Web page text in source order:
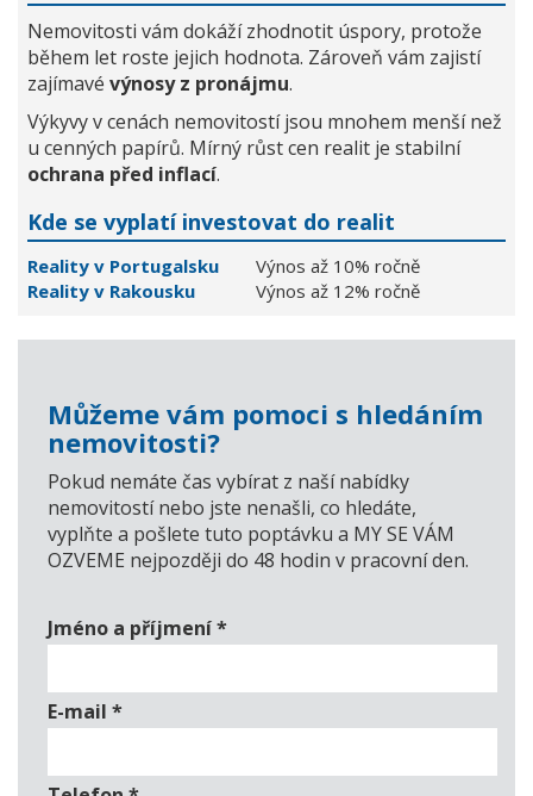
Nemovitosti vám dokáží zhodnotit úspory, protože
během let roste jejich hodnota. Zároveň vám zajistí
zajímavé výnosy z pronájmu.
Výkyvy v cenách nemovitostí jsou mnohem menší než
u cenných papírů. Mírný růst cen realit je stabilní
ochrana před inflací.
Kde se vyplatí investovat do realit
Reality v Portugalsku
Výnos až 10% ročně
Reality v Rakousku
Výnos až 12% ročně
Můžeme vám pomoci s hledáním
nemovitosti?
Pokud nemáte čas vybírat z naší nabídky
nemovitostí nebo jste nenašli, co hledáte,
vyplňte a pošlete tuto poptávku a MY SE VÁM
OZVEME nejpozději do 48 hodin v pracovní den.
Jméno a příjmení*
E-mail *